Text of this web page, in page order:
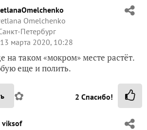
Omelchenko
Петербург
13 марта 2020, 10:28
на таком «мокром» месте растёт.
еще и полить.
✿ 2 Спасибо!
viksof